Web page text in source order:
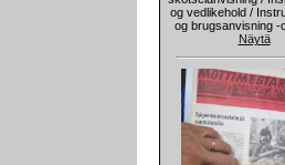
og vedlikehold /
og brugsanvisning -
Näytä